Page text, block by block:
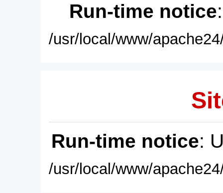
Run-time notice
/usr/local/www/
Run-time notice:
/usr/local/www/